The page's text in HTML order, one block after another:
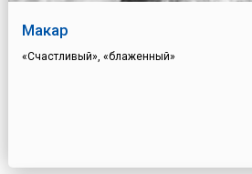
Макар
«Счастливый», «блаженный»